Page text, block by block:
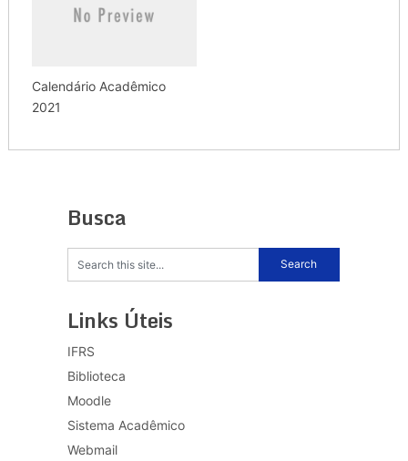
Calendário Acadêmico
2021
Busca
Links Úteis
IFRS
Biblioteca
Moodle
Sistema Acadêmico
Webmail